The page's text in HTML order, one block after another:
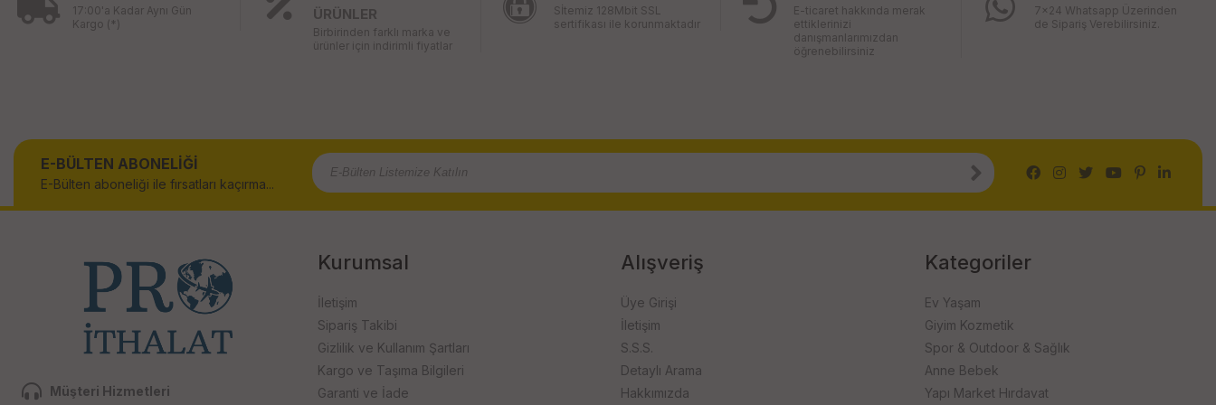
17:00'a Kadar Aynı Gün
Kargo (*)
ÜRÜNLER
Birbirinden farklı marka ve
ürünler için indirimli fiyatlar
Sİtemiz 128Mbit SSL
sertifikası ile korunmaktadır
E-ticaret hakkında merak
ettiklerinizi
danışmanlarımızdan
öğrenebilirsiniz
7x24 Whatsapp Üzerinden
de Sipariş Verebilirsiniz.
E-BÜLTEN ABONELİĞİ
E-Bülten aboneliği ile fırsatları kaçırma...
Müşteri Hizmetleri
Kurumsal
İletişim
Sipariş Takibi
Gizlilik ve Kullanım Şartları
Kargo ve Taşıma Bilgileri
Garanti ve İade
Alışveriş
Üye Girişi
İletişim
S.S.S.
Detaylı Arama
Hakkımızda
Kategoriler
Ev Yaşam
Giyim Kozmetik
Spor & Outdoor & Sağlık
Anne Bebek
Yapı Market Hırdavat